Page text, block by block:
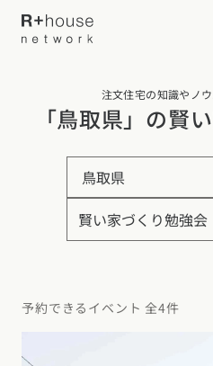
イベント・見学会を探
カタログ請求する
近くの工務店に相談する
注文住宅の知識やノ
「鳥取県」の賢
鳥取県
予約できるイベント 全4件